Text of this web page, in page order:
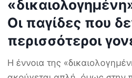
Οι παγίδες που
περισσότεροι
Η έννοια της